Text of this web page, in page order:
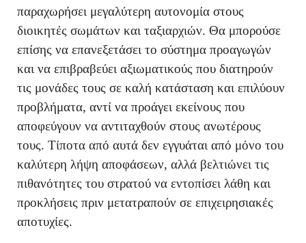
παραχωρήσει μεγαλύτερη αυτονομία στους
διοικητές σωμάτων και ταξιαρχιών. Θα μπορούσε
επίσης να επανεξετάσει το σύστημα προαγωγών
και να επιβραβεύει αξιωματικούς που διατηρούν
τις μονάδες τους σε καλή κατάσταση και επιλύουν
προβλήματα, αντί να προάγει εκείνους που
αποφεύγουν να αντιταχθούν στους ανωτέρους
τους. Τίποτα από αυτά δεν εγγυάται από μόνο του
καλύτερη λήψη αποφάσεων, αλλά βελτιώνει τις
πιθανότητες του στρατού να εντοπίσει λάθη και
προκλήσεις πριν μετατραπούν σε επιχειρησιακές
αποτυχίες.